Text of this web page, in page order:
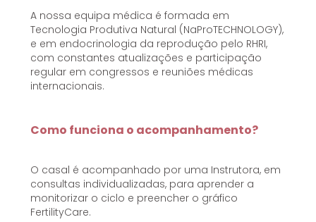
A nossa equipa médica é formada em
Tecnologia Produtiva Natural (NaProTECHNOLOGY),
e em endocrinologia da reprodução pelo RHRI,
com constantes atualizações e participação
regular em congressos e reuniões médicas
internacionais.
Como funciona o acompanhamento?
O casal é acompanhado por uma Instrutora, em
consultas individualizadas, para aprender a
monitorizar o ciclo e preencher o gráfico
FertilityCare.